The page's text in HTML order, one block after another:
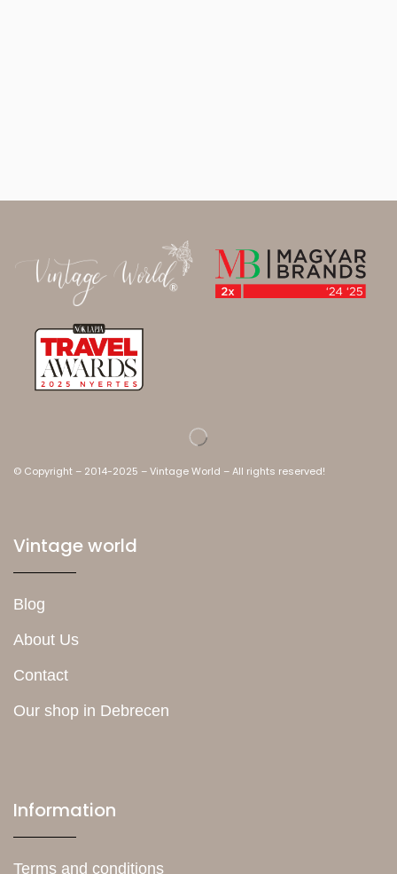
© Copyright – 2014-2025 – Vintage World – All rights reserved!
Vintage world
Blog
About Us
Contact
Our shop in Debrecen
Information
Terms and conditions